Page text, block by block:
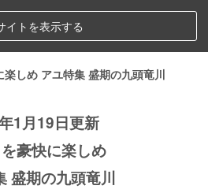
イトを表示する
しめ アユ特集 盛期の九頭竜川
1月19日更新
豪快に楽しめ
盛期の九頭竜川